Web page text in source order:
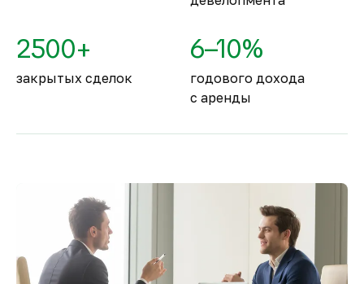
2500+
закрытых сделок
6–10%
годового дохода
с аренды